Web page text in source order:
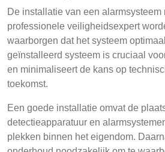
De installatie van een alarmsysteem
professionele veiligheidsexpert
waarborgen dat het systeem
geïnstalleerd systeem is cruciaal
en minimaliseert de kans op
toekomst.
Een goede installatie omvat de
detectieapparatuur en
plekken binnen het eigendom.